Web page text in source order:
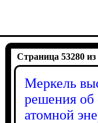
Страница 53280 из
Меркель
решения об
атомной